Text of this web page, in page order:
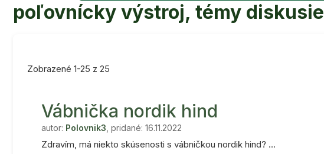
poľovnícky výstroj, témy diskusie
Zobrazené 1-25 z 25
Vábnička nordik hind
autor: Polovnik3 , pridané: 16.11.2022
Zdravím, má niekto skúsenosti s vábničkou nordik hind? ...